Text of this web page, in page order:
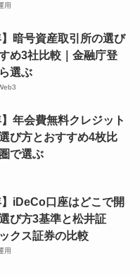
用
】暗号資産取引所の選び
め3社比較｜金融庁登
選ぶ
】年会費無料クレジット
び方とおすすめ4枚比
で選ぶ
】iDeCo口座はどこで開
び方3基準と松井証
クス証券の比較
用